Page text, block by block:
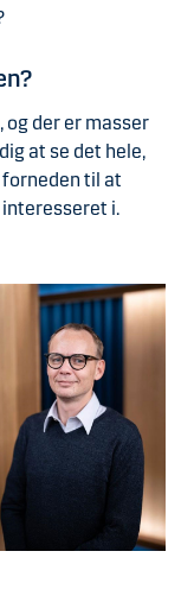
der er masser
at se det hele,
til at
i.